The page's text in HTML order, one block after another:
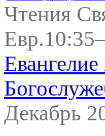
Чтения
Декабрь